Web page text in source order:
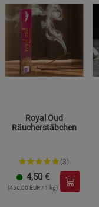
Royal Oud
Räucherstäbchen
(3)
4,50 €
(450,00 EUR / 1 kg)